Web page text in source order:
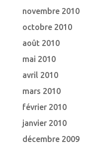
novembre 2010
octobre 2010
août 2010
mai 2010
avril 2010
mars 2010
février 2010
janvier 2010
décembre 2009